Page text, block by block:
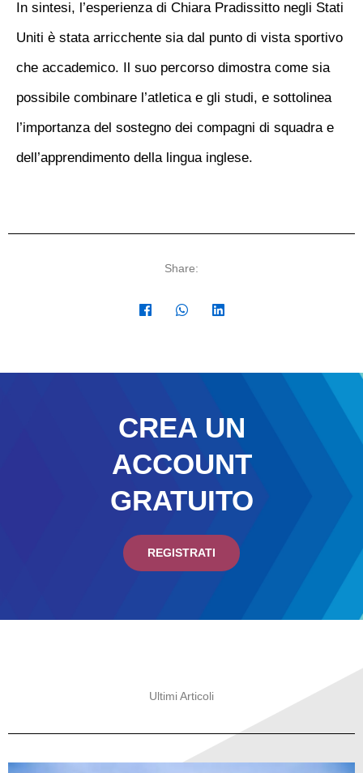
In sintesi, l’esperienza di Chiara Pradissitto negli Stati
Uniti è stata arricchente sia dal punto di vista sportivo
che accademico. Il suo percorso dimostra come sia
possibile combinare l’atletica e gli studi, e sottolinea
l’importanza del sostegno dei compagni di squadra e
dell’apprendimento della lingua inglese.
Share:
CREA UN
ACCOUNT
GRATUITO
REGISTRATI
Ultimi Articoli